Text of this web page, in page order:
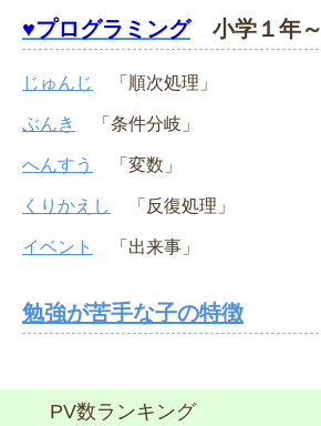
♥プログラミング小学１年～
じゅんじ 「順次処理」
ぶんき 「条件分岐」
へんすう 「変数」
くりかえし 「反復処理」
イベント 「出来事」
勉強が苦手な子の特徴
PV数ランキング